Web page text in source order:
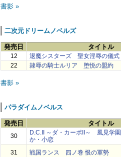
書影 »
二次元ドリームノベルズ
発売日 タイトル
12
退魔シスターズ 聖女淫辱の儀式
22
隷辱の騎士ルリア 堕悦の盟約
書影 »
パラダイムノベルス
発売日 タイトル
30
D.C.II ～ダ・カーポII～ 風見学
か・小恋
31
戦国ランス 四ノ巻 恨の軍勢